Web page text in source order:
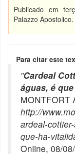
Publicado em
Palazzo Apostolico.
Para citar este
"Cardeal
águas, é
MONTFORT
http://
ardeal-
que-ha-
Online, 08/